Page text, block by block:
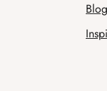
Blog